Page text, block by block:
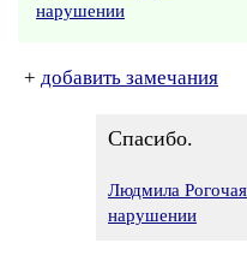
нарушении
+ добавить замечания
Спасибо.
Людмила Рогочая
нарушении